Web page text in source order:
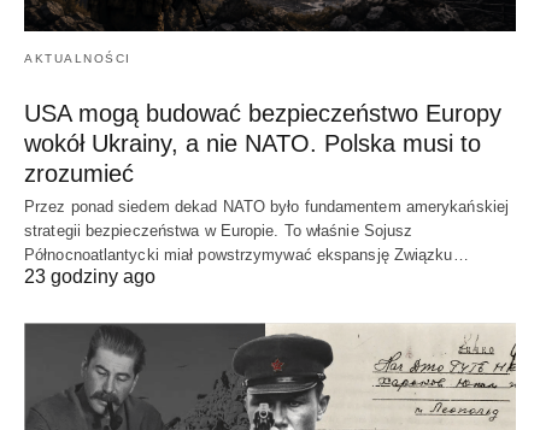
AKTUALNOŚCI
USA mogą budować bezpieczeństwo Europy
wokół Ukrainy, a nie NATO. Polska musi to
zrozumieć
Przez ponad siedem dekad NATO było fundamentem amerykańskiej
strategii bezpieczeństwa w Europie. To właśnie Sojusz
Północnoatlantycki miał powstrzymywać ekspansję Związku…
23 godziny ago